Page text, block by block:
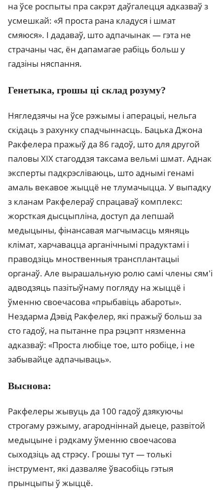
на ўсе роспыты пра сакрэт даўгалецця адказваў з
усмешкай: «Я проста рана кладуся і шмат
смяюся». І дадаваў, што адпачынак — гэта не
страчаны час, ён дапамагае рабіць больш у
гадзіны няспання.
Генетыка, грошы ці склад розуму?
Нягледзячы на ўсе рэжымы і аперацыі, нельга
скідаць з рахунку спадчыннасць. Бацька Джона
Ракфелера пражыў да 86 гадоў, што для другой
паловы XIX стагоддзя таксама вельмі шмат. Аднак
эксперты падкрэсліваюць, што аднымі генамі
амаль векавое жыццё не тлумачыцца. У выпадку
з кланам Ракфелераў спрацаваў комплекс:
жорсткая дысцыпліна, доступ да лепшай
медыцыны, фінансавая магчымасць мяняць
клімат, харчавацца арганічнымі прадуктамі і
праводзіць мноственныя трансплантацыі
органаў. Але вырашальную ролю самі члены сям'і
адводзяць пазітыўнаму погляду на жыццё і
ўменню своечасова «прыбавіць абароты».
Нездарма Дэвід Ракфелер, які пражыў больш за
сто гадоў, на пытанне пра рэцэпт нязменна
адказваў: «Проста любіце тое, што робіце, і не
забывайце адпачываць».
Выснова:
Ракфелеры жывуць да 100 гадоў дзякуючы
строгаму рэжыму, агародніннай дыеце, развітой
медыцыне і рэдкаму ўменню своечасова
сыходзіць ад стрэсу. Грошы тут — толькі
інструмент, які дазваляе ўвасобіць гэтыя
прынцыпы ў жыццё.